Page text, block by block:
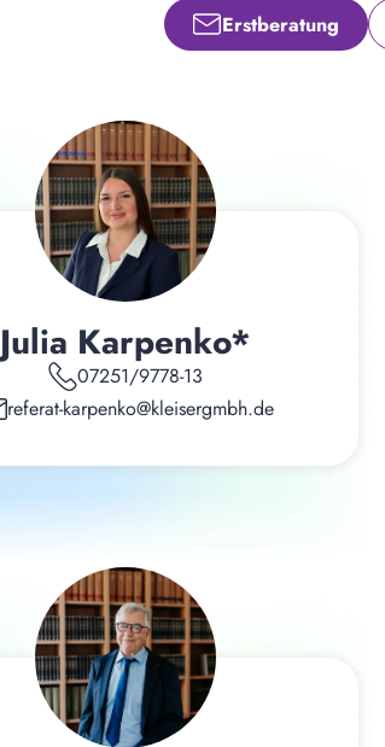
Erstberatung
Julia Karpenko*
07251/9778-13
referat-karpenko@kleisergmbh.de